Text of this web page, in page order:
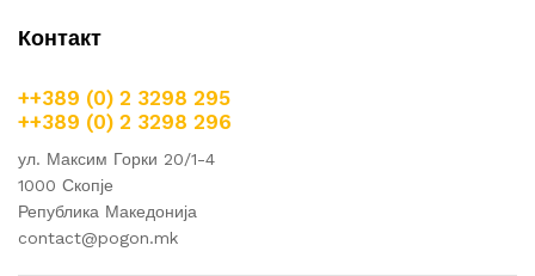
Контакт
++389 (0) 2 3298 295
++389 (0) 2 3298 296
ул. Максим Горки 20/1-4
1000 Скопје
Република Македонија
contact@pogon.mk